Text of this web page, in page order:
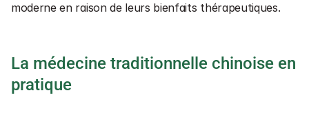
moderne en raison de leurs bienfaits thérapeutiques.
La médecine traditionnelle chinoise en
pratique